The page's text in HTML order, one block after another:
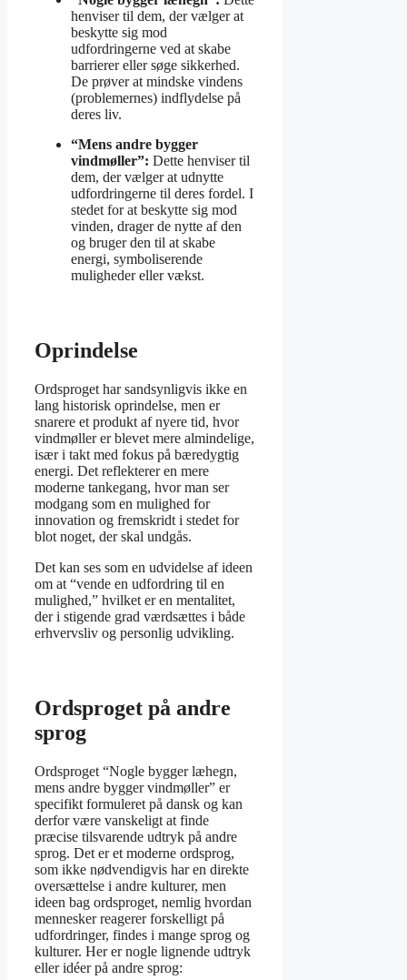
henviser til dem, der vælger at
beskytte sig mod
udfordringerne ved at skabe
barrierer eller søge sikkerhed.
De prøver at mindske vindens
(problemernes) indflydelse på
deres liv.
“Mens andre bygger
vindmøller”: Dette henviser til
dem, der vælger at udnytte
udfordringerne til deres fordel. I
stedet for at beskytte sig mod
vinden, drager de nytte af den
og bruger den til at skabe
energi, symboliserende
muligheder eller vækst.
Oprindelse
Ordsproget har sandsynligvis ikke en
lang historisk oprindelse, men er
snarere et produkt af nyere tid, hvor
vindmøller er blevet mere almindelige,
især i takt med fokus på bæredygtig
energi. Det reflekterer en mere
moderne tankegang, hvor man ser
modgang som en mulighed for
innovation og fremskridt i stedet for
blot noget, der skal undgås.
Det kan ses som en udvidelse af ideen
om at “vende en udfordring til en
mulighed,” hvilket er en mentalitet,
der i stigende grad værdsættes i både
erhvervsliv og personlig udvikling.
Ordsproget på andre
sprog
Ordsproget “Nogle bygger læhegn,
mens andre bygger vindmøller” er
specifikt formuleret på dansk og kan
derfor være vanskeligt at finde
præcise tilsvarende udtryk på andre
sprog. Det er et moderne ordsprog,
som ikke nødvendigvis har en direkte
oversættelse i andre kulturer, men
ideen bag ordsproget, nemlig hvordan
mennesker reagerer forskelligt på
udfordringer, findes i mange sprog og
kulturer. Her er nogle lignende udtryk
eller idéer på andre sprog: